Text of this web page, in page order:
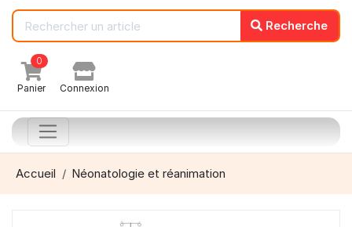
Recherche
0
Panier Connexion
Accueil Néonatologie et réanimation